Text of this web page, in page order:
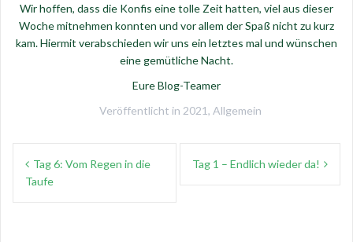
Wir hoffen, dass die Konfis eine tolle Zeit hatten, viel aus dieser
Woche mitnehmen konnten und vor allem der Spaß nicht zu kurz
kam. Hiermit verabschieden wir uns ein letztes mal und wünschen
eine gemütliche Nacht.
Eure Blog-Teamer
Veröffentlicht in 2021, Allgemein
Beitragsnavigation
Tag 6: Vom Regen in die
Taufe
Tag 1 – Endlich wieder da!